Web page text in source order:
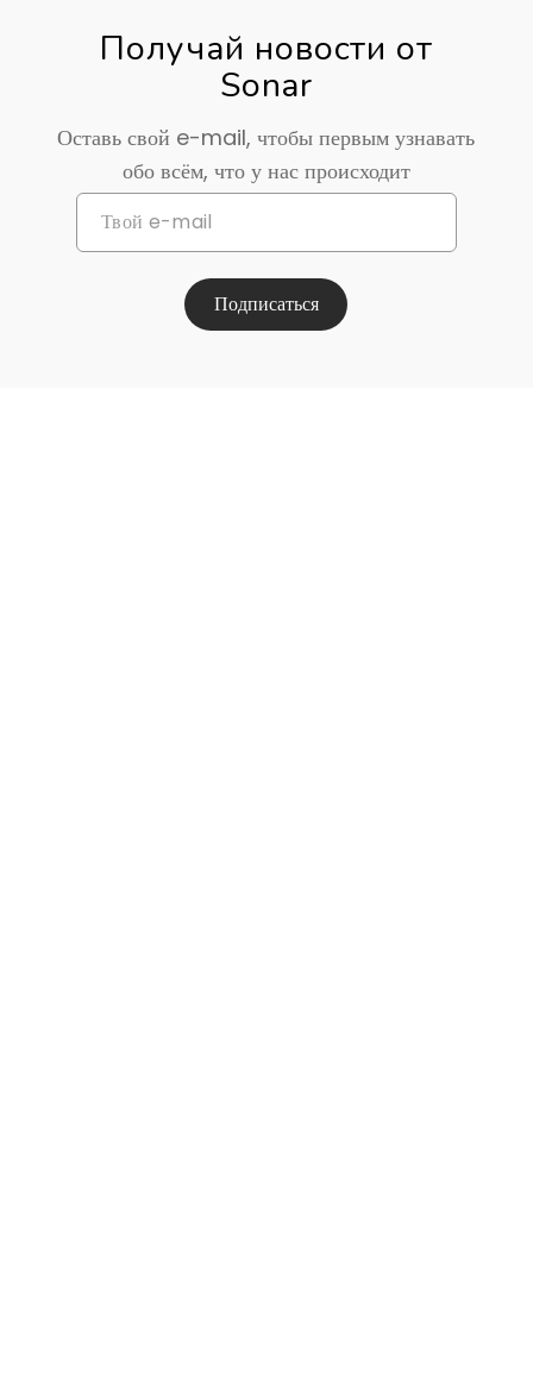
Получай новости от
Sonar
Оставь свой e-mail, чтобы первым узнавать
обо всём, что у нас происходит
Подписаться